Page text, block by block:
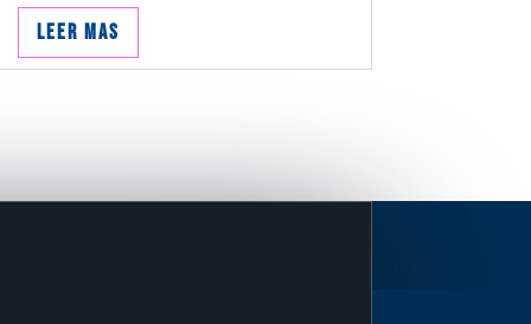
Leer mas